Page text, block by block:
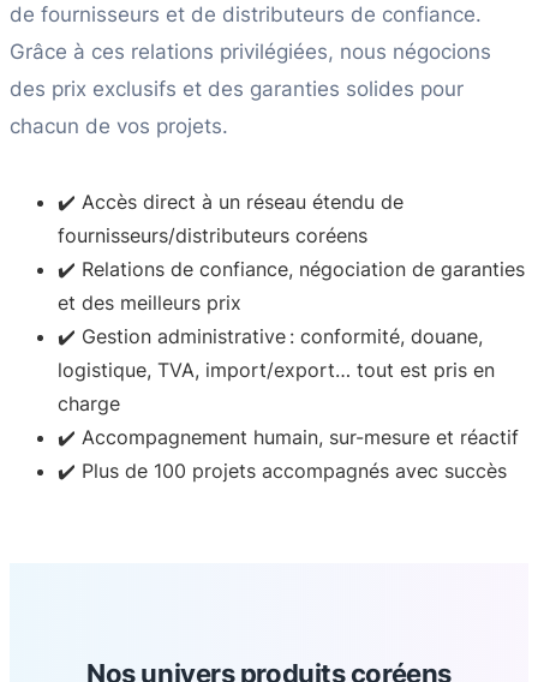
de fournisseurs et de distributeurs de confiance.
Grâce à ces relations privilégiées, nous négocions
des prix exclusifs et des garanties solides pour
chacun de vos projets.
✔️ Accès direct à un réseau étendu de
fournisseurs/distributeurs coréens
✔️ Relations de confiance, négociation de garanties
et des meilleurs prix
✔️ Gestion administrative : conformité, douane,
logistique, TVA, import/export… tout est pris en
charge
✔️ Accompagnement humain, sur-mesure et réactif
✔️ Plus de 100 projets accompagnés avec succès
Nos univers produits coréens